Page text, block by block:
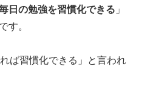
日の勉強を習慣化できる 」
す。
ば習慣化できる」と言われ